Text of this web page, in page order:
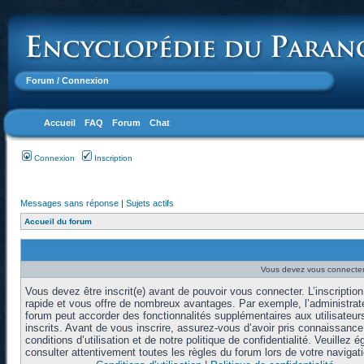
Forum / Connexion
Accueil FAQ Forum Chat
Connexion Inscription
Messages sans réponse | Sujets actifs
Accueil du forum
Vous devez vous
Vous devez être inscrit(e) avant de pouvoir vous connecter.
rapide et vous offre de nombreux avantages. Par exemple,
forum peut accorder des fonctionnalités supplémentaires aux
inscrits. Avant de vous inscrire, assurez-vous d’avoir pris
conditions d’utilisation et de notre politique de confidentialité. Veuillez
consulter attentivement toutes les règles du forum lors de votre